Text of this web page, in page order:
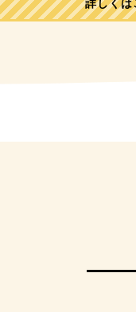
詳しくは